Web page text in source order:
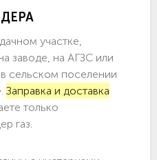
участке,
заводе, на АГЗС или
сельском поселении
Заправка и доставка
только
газ.